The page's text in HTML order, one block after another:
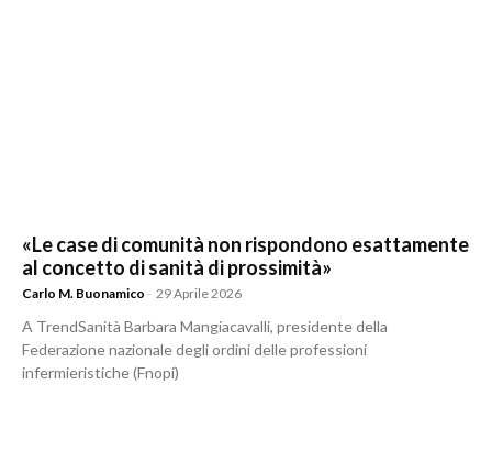
«Le case di comunità non rispondono esattamente
al concetto di sanità di prossimità»
Carlo M. Buonamico - 29 Aprile 2026
A TrendSanità Barbara Mangiacavalli, presidente della
Federazione nazionale degli ordini delle professioni
infermieristiche (Fnopi)